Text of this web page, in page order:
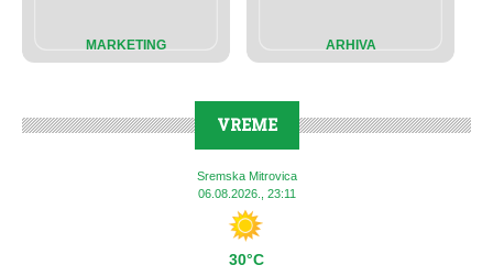
MARKETING ARHIVA
VREME
Sremska Mitrovica
06.08.2026., 23:11
30°C